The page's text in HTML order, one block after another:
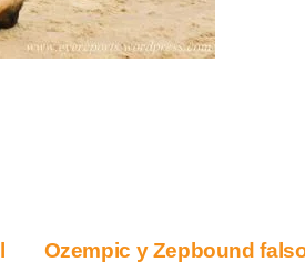
Ozempic y Zepbound